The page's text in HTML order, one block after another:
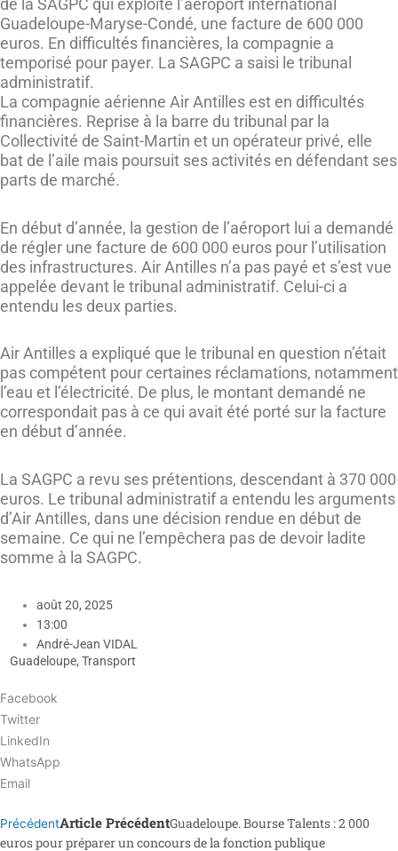
de la SAGPC qui exploite l’aéroport international
Guadeloupe-Maryse-Condé, une facture de 600 000
euros. En difficultés financières, la compagnie a
temporisé pour payer. La SAGPC a saisi le tribunal
administratif.
La compagnie aérienne Air Antilles est en difficultés
financières. Reprise à la barre du tribunal par la
Collectivité de Saint-Martin et un opérateur privé, elle
bat de l’aile mais poursuit ses activités en défendant ses
parts de marché.
En début d’année, la gestion de l’aéroport lui a demandé
de régler une facture de 600 000 euros pour l’utilisation
des infrastructures. Air Antilles n’a pas payé et s’est vue
appelée devant le tribunal administratif. Celui-ci a
entendu les deux parties.
Air Antilles a expliqué que le tribunal en question n’était
pas compétent pour certaines réclamations, notamment
l’eau et l’électricité. De plus, le montant demandé ne
correspondait pas à ce qui avait été porté sur la facture
en début d’année.
La SAGPC a revu ses prétentions, descendant à 370 000
euros. Le tribunal administratif a entendu les arguments
d’Air Antilles, dans une décision rendue en début de
semaine. Ce qui ne l’empêchera pas de devoir ladite
somme à la SAGPC.
août 20, 2025
13:00
André-Jean VIDAL
Guadeloupe, Transport
Facebook
Twitter
LinkedIn
WhatsApp
Email
PrécédentArticle PrécédentGuadeloupe. Bourse Talents : 2 000
euros pour préparer un concours de la fonction publique